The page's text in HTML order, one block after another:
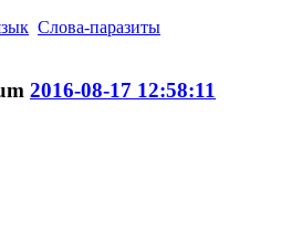
Слова-паразиты
2016-08-17 12:58:11